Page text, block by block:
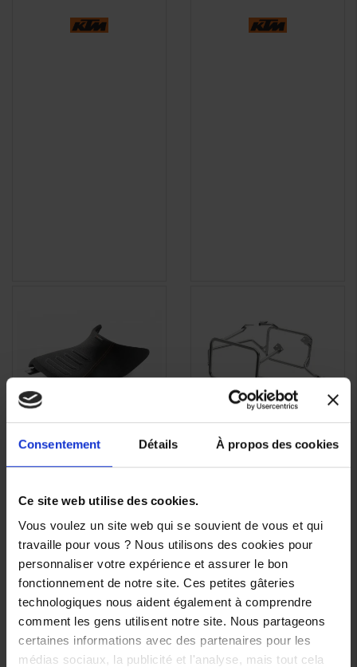
Consentement Détails À propos des cookies
Ce site web utilise des cookies.
Vous voulez un site web qui se souvient de vous et qui
travaille pour vous ? Nous utilisons des cookies pour
personnaliser votre expérience et assurer le bon
fonctionnement de notre site. Ces petites gâteries
technologiques nous aident également à comprendre
comment les gens utilisent notre site. Nous partageons
certaines informations avec des partenaires pour les
médias sociaux, la publicité et l'analyse, mais tout cela
KTM pour Super
159,06 €
Support de valises KTM
1290/1390 Super